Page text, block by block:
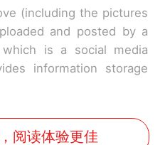
(including the pictures
and posted by a
is a social media
information storage
阅读体验更佳